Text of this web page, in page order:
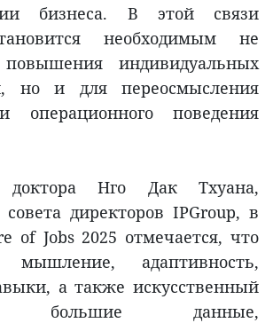
бизнеса. В этой связи
необходимым не
индивидуальных
но и для переосмысления
поведения
Нго Дак Тхуана,
совета директоров IPGroup, в
of Jobs 2025 отмечается, что
мышление, адаптивность,
а также искусственный
большие данные,